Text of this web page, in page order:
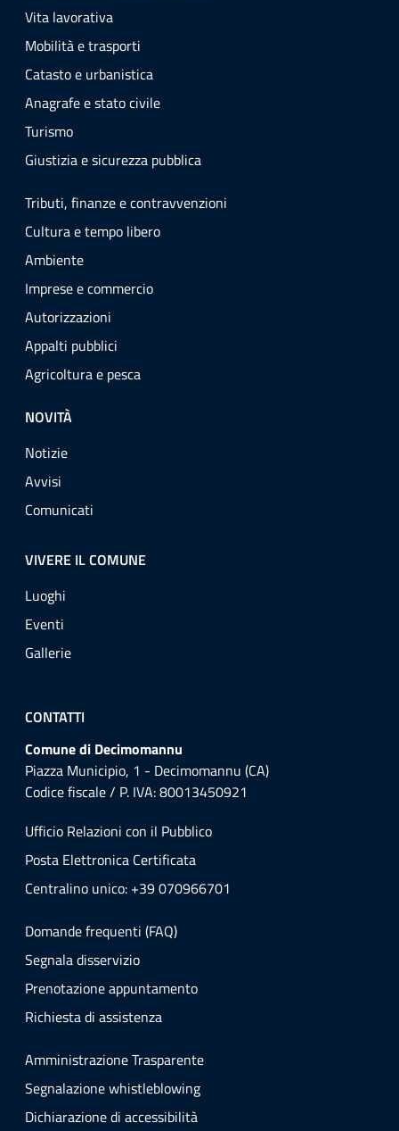
Vita lavorativa
Mobilità e trasporti
Catasto e urbanistica
Anagrafe e stato civile
Turismo
Giustizia e sicurezza pubblica
Tributi, finanze e contravvenzioni
Cultura e tempo libero
Ambiente
Imprese e commercio
Autorizzazioni
Appalti pubblici
Agricoltura e pesca
NOVITÀ
Notizie
Avvisi
Comunicati
VIVERE IL COMUNE
Luoghi
Eventi
Gallerie
CONTATTI
Comune di Decimomannu
Piazza Municipio, 1 - Decimomannu (CA)
Codice fiscale / P. IVA: 80013450921
Ufficio Relazioni con il Pubblico
Posta Elettronica Certificata
Centralino unico: +39 070966701
Domande frequenti (FAQ)
Segnala disservizio
Prenotazione appuntamento
Richiesta di assistenza
Amministrazione Trasparente
Segnalazione whistleblowing
Dichiarazione di accessibilità